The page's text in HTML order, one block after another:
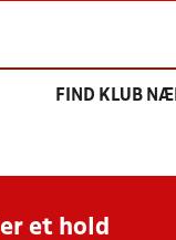
FIND KLUB
et hold